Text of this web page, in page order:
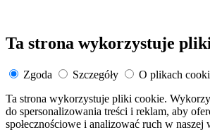
Ta strona wykorzystuje
Zgoda Szczegóły
O plikach
Ta strona wykorzystuje pliki cookie.
do spersonalizowania treści i reklam, aby
społecznościowe i analizować ruch w